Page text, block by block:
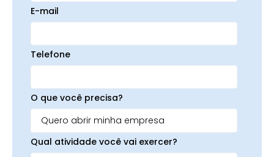
E-mail
Telefone
O que você precisa?
Qual atividade você vai exercer?